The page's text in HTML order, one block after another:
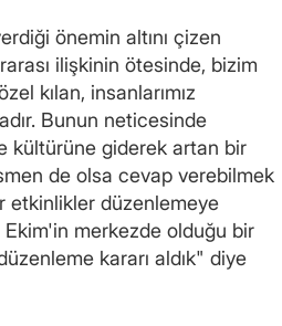
önemin altını çizen
ilişkinin ötesinde, bizim
kılan, insanlarımız
Bunun neticesinde
kültürüne giderek artan bir
de olsa cevap verebilmek
etkinlikler düzenlemeye
Ekim'in merkezde olduğu bir
kararı aldık" diye